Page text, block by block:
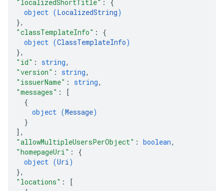
"localizedShortTitle" : {
object (LocalizedString)
},
"classTemplateInfo" : {
object (ClassTemplateInfo)
},
"id" : string,
"version" : string,
"issuerName" : string,
"messages" :
[
{
object (Message)
}
] ,
"allowMultipleUsersPerObject" : boolean,
"homepageUri" : {
object (Uri)
},
"locations" :
[